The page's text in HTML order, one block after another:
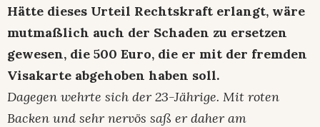
Hätte dieses Urteil Rechtskraft erlangt, wäre
mutmaßlich auch der Schaden zu ersetzen
gewesen, die 500 Euro, die er mit der fremden
Visakarte abgehoben haben soll.
Dagegen wehrte sich der 23-Jährige. Mit roten
Backen und sehr nervös saß er daher am